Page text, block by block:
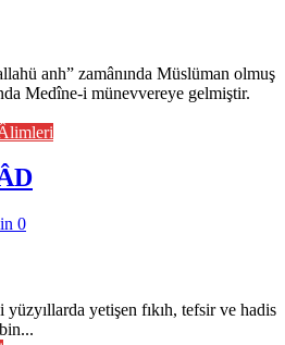
anh” zamânında Müslüman olmuş
Medîne-i münevvereye gelmiştir.
0
yetişen fıkıh, tefsir ve hadis